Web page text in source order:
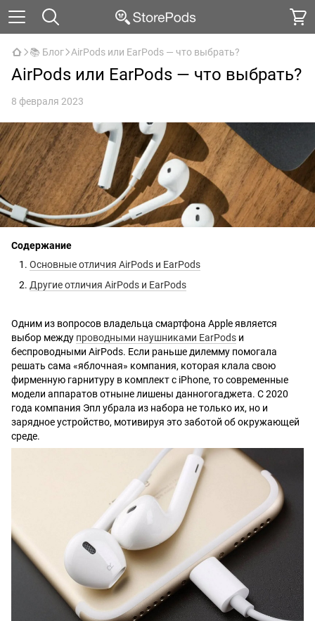
📚 Блог AirPods или EarPods — что выбрать?
AirPods или EarPods — что выбрать?
8 февраля 2023
Содержание
Основные отличия AirPods и EarPods
Другие отличия AirPods и EarPods
Одним из вопросов владельца смартфона Apple является
выбор между проводными наушниками EarPods и
беспроводными AirPods. Если раньше дилемму помогала
решать сама «яблочная» компания, которая клала свою
фирменную гарнитуру в комплект с iPhone, то современные
модели аппаратов отныне лишены данногогаджета. С 2020
года компания Эпл убрала из набора не только их, но и
зарядное устройство, мотивируя это заботой об окружающей
среде.